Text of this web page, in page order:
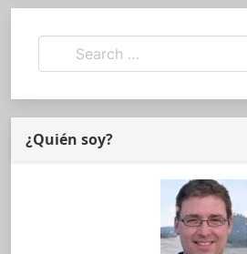
¿Quién soy?